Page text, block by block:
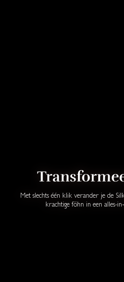
Met slechts één klik verander je de
krachtige föhn in een alles-